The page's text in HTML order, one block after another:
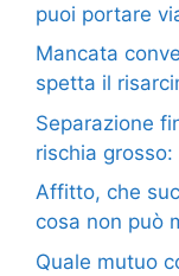
puoi portare
Mancata
spetta il
Separazione
rischia
Affitto, che
cosa non può
Quale mutuo